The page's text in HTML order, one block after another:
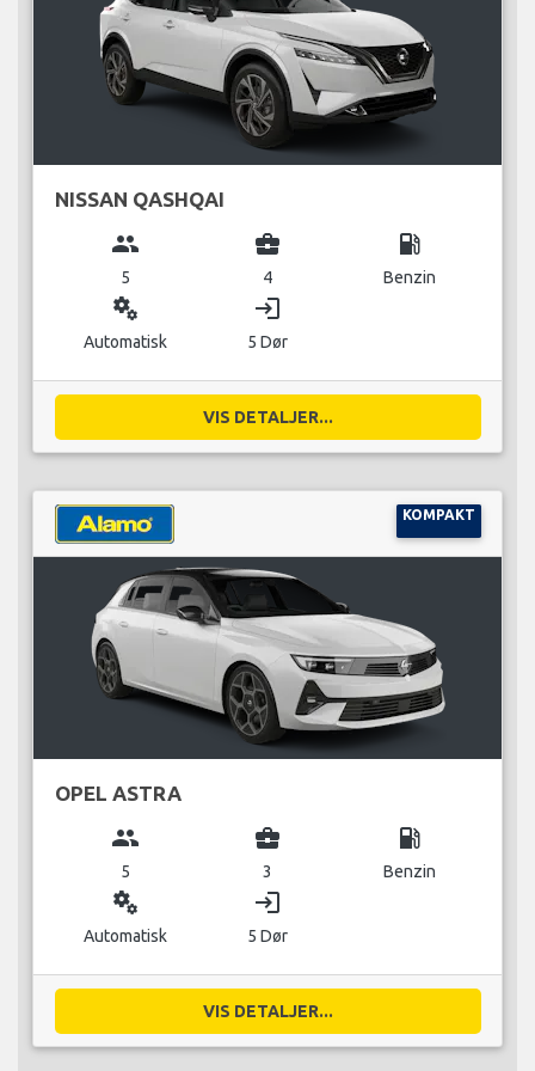
NISSAN QASHQAI
group
5
business_center
4
local_gas_station
Benzin
miscellaneous_services
Automatisk
login
5 Dør
VIS DETALJER...
KOMPAKT
OPEL ASTRA
group
5
business_center
3
local_gas_station
Benzin
miscellaneous_services
Automatisk
login
5 Dør
VIS DETALJER...